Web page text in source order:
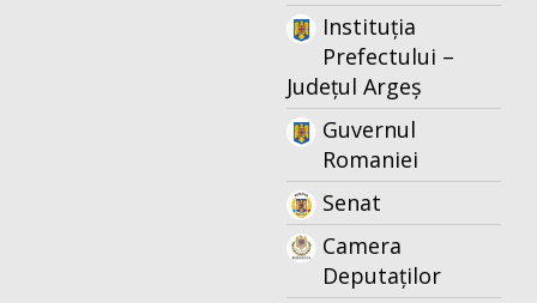
Instituția
Prefectului –
Județul Argeș
Guvernul
Romaniei
Senat
Camera
Deputaților